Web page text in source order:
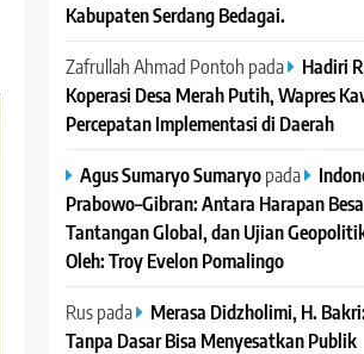
Kabupaten Serdang Bedagai. ‎ ‎
Zafrullah Ahmad Pontoh pada
Hadiri
Koperasi Desa Merah Putih, Wapres
Percepatan Implementasi di Daerah
Agus Sumaryo Sumaryopada
Prabowo–Gibran: Antara Harapan
Tantangan Global, dan Ujian
Oleh: Troy Evelon Pomalingo
Ruspada
Merasa Didzholimi, H.
Tanpa Dasar Bisa Menyesatkan Publik